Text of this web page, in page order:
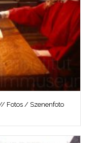
// Fotos / Szenenfoto